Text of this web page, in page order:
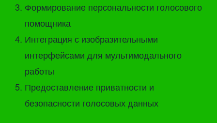
Формирование персональности голосового
помощника
Интеграция с изобразительными
интерфейсами для мультимодального
работы
Предоставление приватности и
безопасности голосовых данных